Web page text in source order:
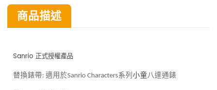
商品描述
Sanrio 正式授權產品
替換錶帶: 適用於Sanrio Characters系列 小童八達通錶